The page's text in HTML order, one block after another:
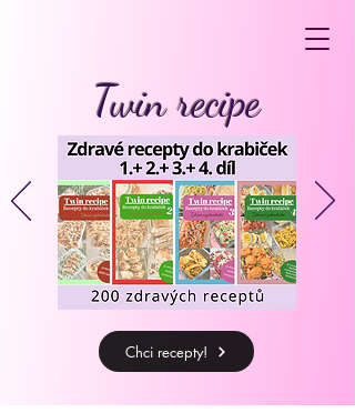
Twin recipe
Chci recepty!